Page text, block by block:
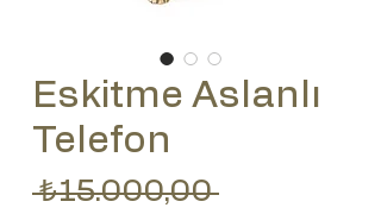
Eskitme Aslanlı
Telefon
₺15.000,00 Normal